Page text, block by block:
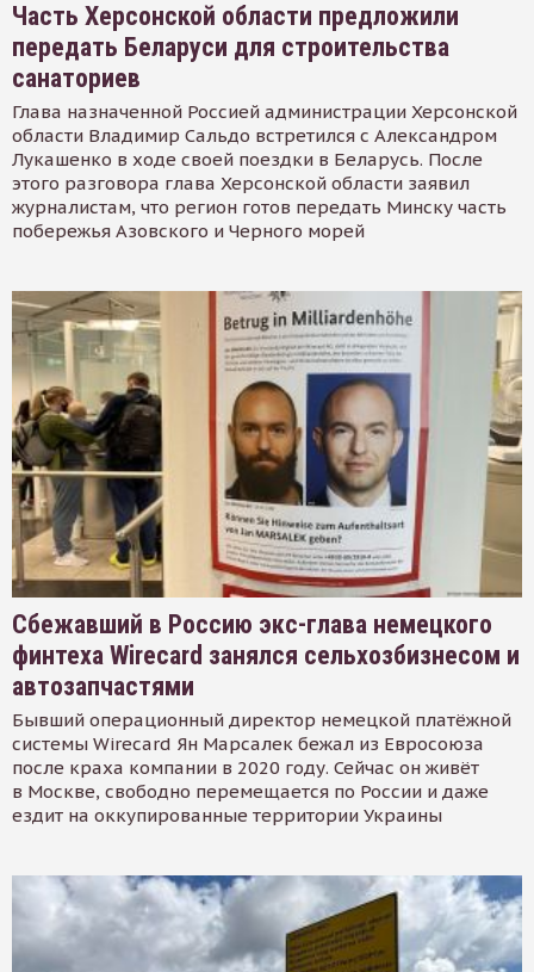
Часть Херсонской области предложили
передать Беларуси для строительства
санаториев
Глава назначенной Россией администрации Херсонской
области Владимир Сальдо встретился с Александром
Лукашенко в ходе своей поездки в Беларусь. После
этого разговора глава Херсонской области заявил
журналистам, что регион готов передать Минску часть
побережья Азовского и Черного морей
Сбежавший в Россию экс-глава немецкого
финтеха Wirecard занялся сельхозбизнесом и
автозапчастями
Бывший операционный директор немецкой платёжной
системы Wirecard Ян Марсалек бежал из Евросоюза
после краха компании в 2020 году. Сейчас он живёт
в Москве, свободно перемещается по России и даже
ездит на оккупированные территории Украины